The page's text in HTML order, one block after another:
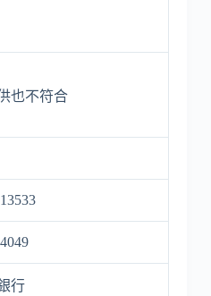
也不符合
行